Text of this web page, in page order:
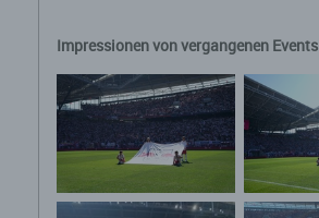
Impressionen von vergangenen Events